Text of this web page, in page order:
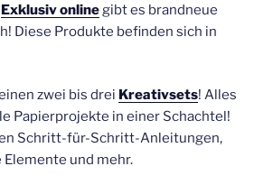
Exklusiv onlinegibt es brandneue
Diese Produkte befinden sich in
zwei bis drei Kreativsets! Alles
Papierprojekte in einer Schachtel!
Schritt-für-Schritt-Anleitungen,
und mehr.